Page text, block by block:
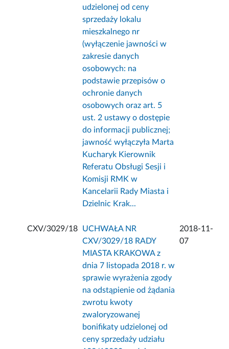
udzielonej od ceny
sprzedaży lokalu
mieszkalnego nr
(wyłączenie jawności w
zakresie danych
osobowych: na
podstawie przepisów o
ochronie danych
osobowych oraz art. 5
ust. 2 ustawy o dostępie
do informacji publicznej;
jawność wyłączyła Marta
Kucharyk Kierownik
Referatu Obsługi Sesji i
Komisji RMK w
Kancelarii Rady Miasta i
Dzielnic Krak...
CXV/3029/18
UCHWAŁA NR
CXV/3029/18 RADY
MIASTA KRAKOWA z
dnia 7 listopada 2018 r. w
sprawie wyrażenia zgody
na odstąpienie od żądania
zwrotu kwoty
zwaloryzowanej
bonifikaty udzielonej od
ceny sprzedaży udziału
2018-11-
07